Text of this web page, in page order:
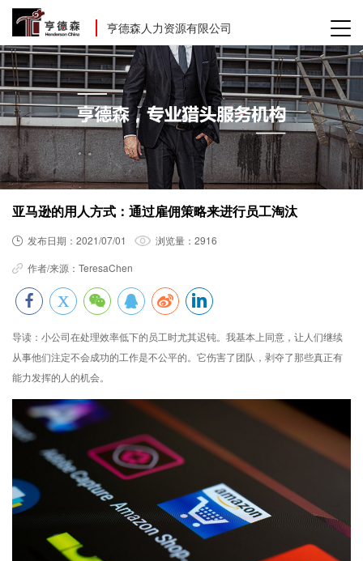
亨德森人力资源有限公司
亚马逊的用人方式：通过雇佣策略来进行员工淘汰
发布日期： 2021/07/01 浏览量： 2916
作者/来源： TeresaChen
导读： 小公司在处理效率低下的员工时尤其迟钝。我基本上同意，让人们继续
从事他们注定不会成功的工作是不公平的。它伤害了团队，剥夺了那些真正有
能力发挥的人的机会。